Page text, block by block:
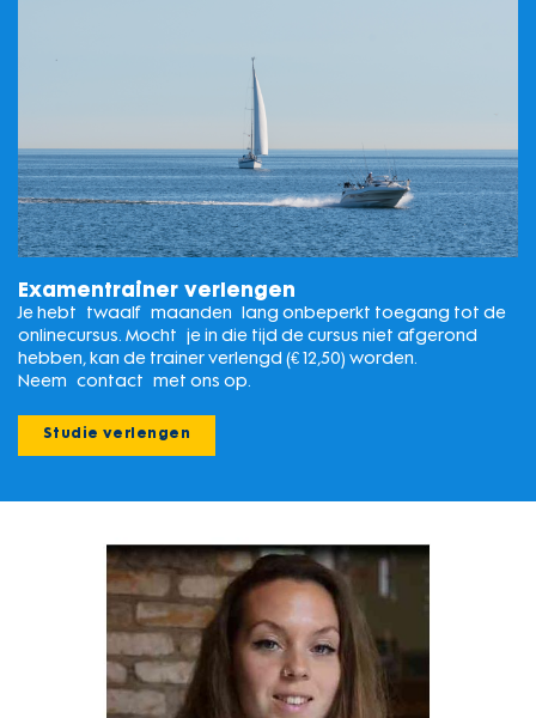
Examentrainer verlengen
Je hebt twaalf maanden lang onbeperkt toegang tot de
onlinecursus. Mocht je in die tijd de cursus niet afgerond
hebben, kan de trainer verlengd (€ 12,50) worden.
Neem contact met ons op.
Studie verlengen